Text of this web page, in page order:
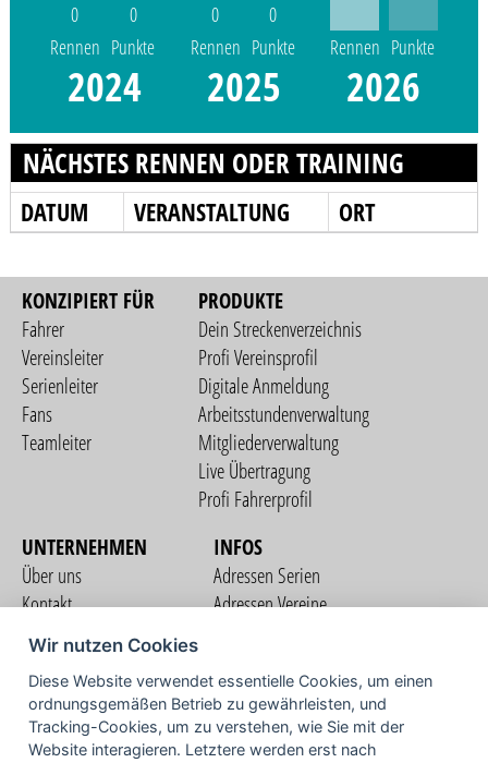
0
Rennen
0
Punkte
2024
0
Rennen
0
Punkte
2025
Rennen Punkte
2026
NÄCHSTES RENNEN ODER TRAINING
DATUM VERANSTALTUNG ORT
KONZIPIERT FÜR
Fahrer
Vereinsleiter
Serienleiter
Fans
Teamleiter
PRODUKTE
Dein Streckenverzeichnis
Profi Vereinsprofil
Digitale Anmeldung
Arbeitsstundenverwaltung
Mitgliederverwaltung
Live Übertragung
Profi Fahrerprofil
UNTERNEHMEN
Über uns
Kontakt
Nutzungsbedingungen
Datenschutzerklärung
Impressum
INFOS
Adressen Serien
Adressen Vereine
COMMUNITY
Wir nutzen Cookies
Diese Website verwendet essentielle Cookies, um einen
ordnungsgemäßen Betrieb zu gewährleisten, und
Tracking-Cookies, um zu verstehen, wie Sie mit der
Website interagieren. Letztere werden erst nach